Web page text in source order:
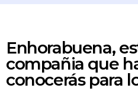
Enhorabuena,
compañia que
conocerás para